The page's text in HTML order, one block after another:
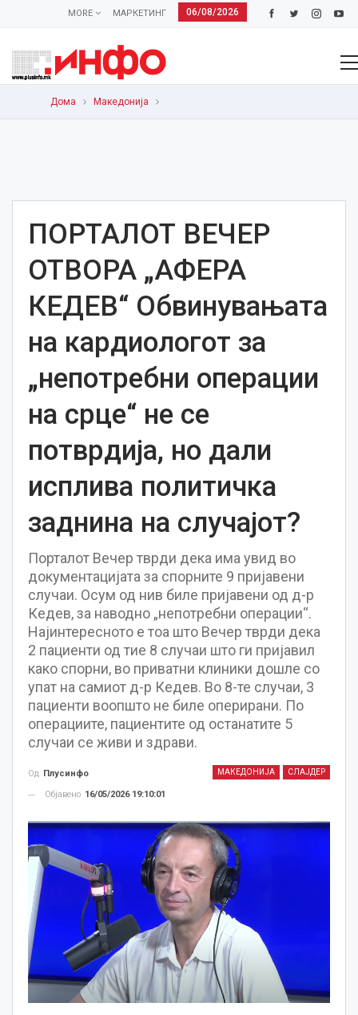
06/08/2026
МАРКЕТИНГ
MORE
Дома Македонија
ПОРТАЛОТ ВЕЧЕР
ОТВОРА „АФЕРА
КЕДЕВ“ Обвинувањата
на кардиологот за
„непотребни операции
на срце“ не се
потврдија, но дали
исплива политичка
заднина на случајот?
Порталот Вечер тврди дека има увид во
документацијата за спорните 9 пријавени
случаи. Осум од нив биле пријавени од д-р
Кедев, за наводно „непотребни операции“.
Најинтересното е тоа што Вечер тврди дека
2 пациенти од тие 8 случаи што ги пријавил
како спорни, во приватни клиники дошле со
упат на самиот д-р Кедев. Во 8-те случаи, 3
пациенти воопшто не биле оперирани. По
операциите, пациентите од останатите 5
случаи се живи и здрави.
МАКЕДОНИЈА СЛАЈДЕР
Од Плусинфо
Објавено 16/05/2026 19:10:01